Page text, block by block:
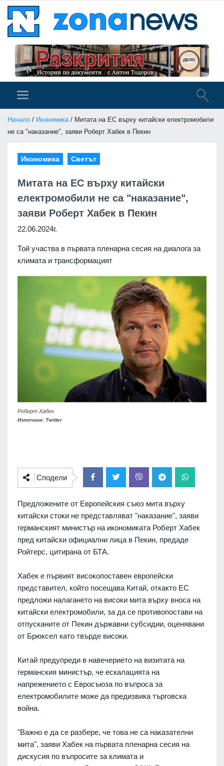
Начало / Икономика/ Митата на ЕС върху китайски електромобили
не са "наказание", заяви Роберт Хабек в Пекин
Икономика Светът
Митата на ЕС върху китайски
електромобили не са "наказание",
заяви Роберт Хабек в Пекин
22.06.2024г.
Той участва в първата пленарна сесия на диалога за
климата и трансформацият
Роберт Хабек
Източник: Twitter
Сподели
Предложените от Европейския съюз мита върху
китайски стоки не представляват "наказание", заяви
германският министър на икономиката Роберт Хабек
пред китайски официални лица в Пекин, предаде
Ройтерс, цитирана от БТА.
Хабек е първият високопоставен европейски
представител, който посещава Китай, откакто ЕС
предложи налагането на високи мита върху вноса на
китайски електромобили, за да се противопостави на
отпусканите от Пекин държавни субсидии, оценявани
от Брюксел като твърде високи.
Китай предупреди в навечерието на визитата на
германския министър, че ескалацията на
напрежението с Евросъюза по въпроса за
електромобилите може да предизвика търговска
война.
"Важно е да се разбере, че това не са наказателни
мита", заяви Хабек на първата пленарна сесия на
дискусия по въпросите за климата и